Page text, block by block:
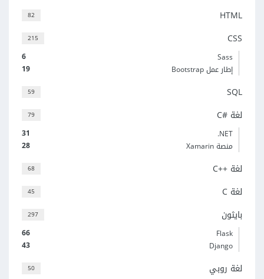
82 HTML
215 CSS
6
Sass
19
إطار عمل Bootstrap
59 SQL
79 لغة C#‎
31
‎.NET
28
منصة Xamarin
68 لغة C++‎
45 لغة C
297 بايثون
66
Flask
43
Django
50 لغة روبي